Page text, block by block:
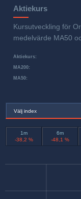
Aktiekurs
Kursutveckling för
medelvärde MA50
Aktiekurs:
MA50:
MA200:
Välj index
1m
-38,2 %
6m
-48,1 %